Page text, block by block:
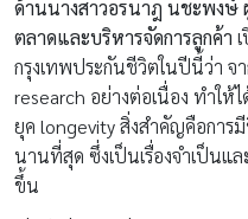
ด้านนางสาวอรนาฎ นชะพงษ์
ตลาดและบริหารจัดการลูกค้า
กรุงเทพประกันชีวิตในปีนี้ว่า จ
research อย่างต่อเนื่อง ทำให้
ยุค longevity สิ่งสำคัญคือกา
นานที่สุด ซึ่งเป็นเรื่องจำเป็นแ
ขึ้น